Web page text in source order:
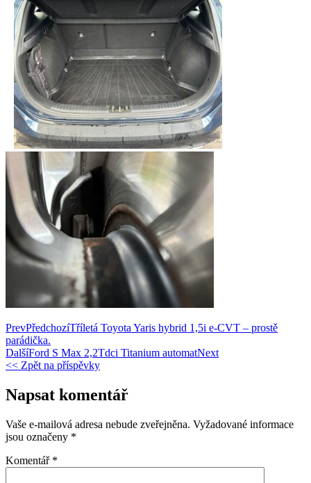
PrevPředchozíTříletá Toyota Yaris hybrid 1,5i e-CVT – prostě
parádička.
DalšíFord S Max 2,2Tdci Titanium automatNext
<< Zpět na příspěvky
Napsat komentář
Vaše e-mailová adresa nebude zveřejněna. Vyžadované informace
jsou označeny *
Komentář *